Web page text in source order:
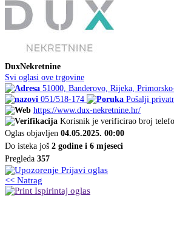
DuxNekretnine
Svi oglasi ove trgovine
51000, Banderovo, Rijeka,
051/518-174
Pošalji
https://www.dux-nekretnine.hr/
Korisnik je verificirao broj
Oglas objavljen 04.05.2025. 00:00
Do isteka još 2 godine i 6 mjeseci
Pregleda 357
Prijavi oglas
<< Natrag
Ispirintaj oglas